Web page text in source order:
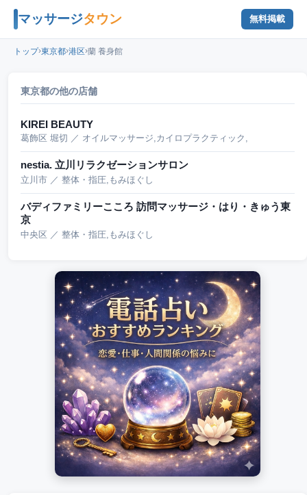
マッサージタウン 無料掲載
トップ›東京都›港区›蘭 養身館
東京都の他の店舗
KIREI BEAUTY
葛飾区 堀切 ／ オイルマッサージ,カイロプラクティック,
nestia. 立川リラクゼーションサロン
立川市 ／ 整体・指圧,もみほぐし
バディファミリーこころ 訪問マッサージ・はり・きゅう東
京
中央区 ／ 整体・指圧,もみほぐし